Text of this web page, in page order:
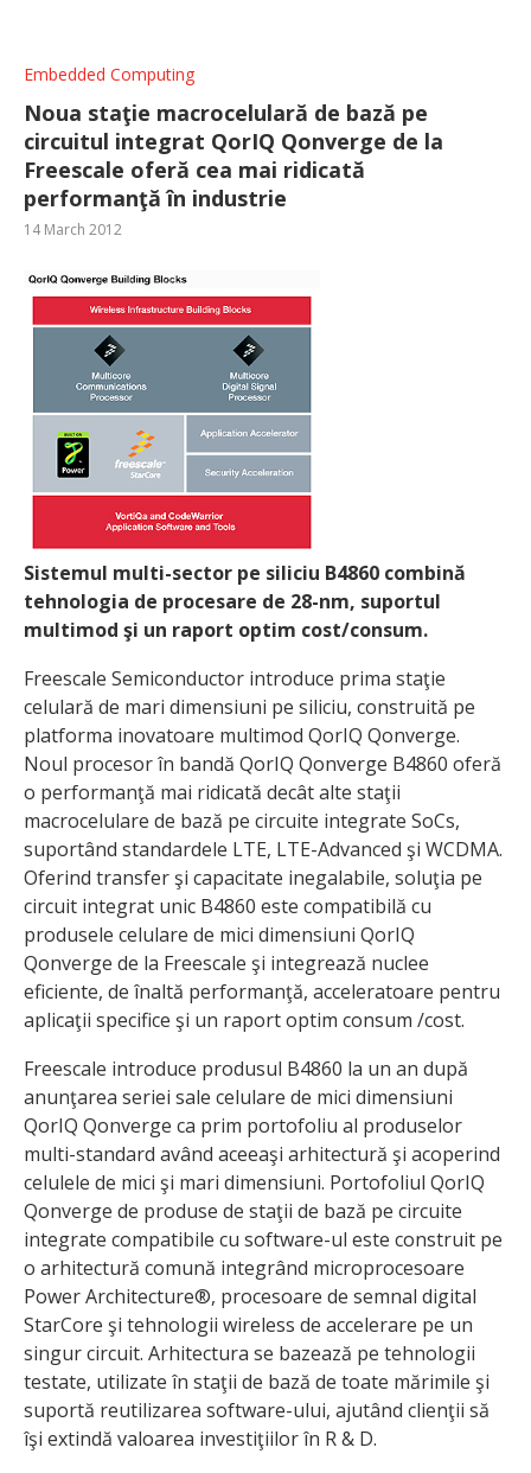
Embedded Computing
Noua staţie macrocelulară de bază pe
circuitul integrat QorIQ Qonverge de la
Freescale oferă cea mai ridicată
performanţă în industrie
14 March 2012
Sistemul multi-sector pe siliciu B4860 combină
tehnologia de procesare de 28-nm, suportul
multimod şi un raport optim cost/consum.
Freescale Semiconductor introduce prima staţie
celulară de mari dimensiuni pe siliciu, construită pe
platforma inovatoare multimod QorIQ Qonverge.
Noul procesor în bandă QorIQ Qonverge B4860 oferă
o performanţă mai ridicată decât alte staţii
macrocelulare de bază pe circuite integrate SoCs,
suportând standardele LTE, LTE-Advanced şi WCDMA.
Oferind transfer şi capacitate inegalabile, soluţia pe
circuit integrat unic B4860 este compatibilă cu
produsele celulare de mici dimensiuni QorIQ
Qonverge de la Freescale şi integrează nuclee
eficiente, de înaltă performanţă, acceleratoare pentru
aplicaţii specifice şi un raport optim consum /cost.
Freescale introduce produsul B4860 la un an după
anunţarea seriei sale celulare de mici dimensiuni
QorIQ Qonverge ca prim portofoliu al produselor
multi-standard având aceeaşi arhitectură şi acoperind
celulele de mici şi mari dimensiuni. Portofoliul QorIQ
Qonverge de produse de staţii de bază pe circuite
integrate compatibile cu software-ul este construit pe
o arhitectură comună integrând microprocesoare
Power Architecture®, procesoare de semnal digital
StarCore şi tehnologii wireless de accelerare pe un
singur circuit. Arhitectura se bazează pe tehnologii
testate, utilizate în staţii de bază de toate mărimile şi
suportă reutilizarea software-ului, ajutând clienţii să
îşi extindă valoarea investiţiilor în R & D.